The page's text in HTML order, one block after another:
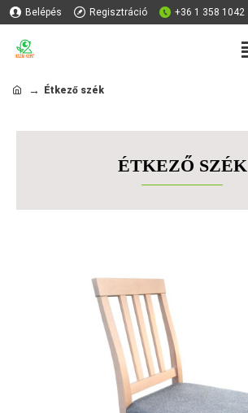
Belépés Regisztráció +36 1 358 1042
Étkező szék
ÉTKEZŐ SZÉK